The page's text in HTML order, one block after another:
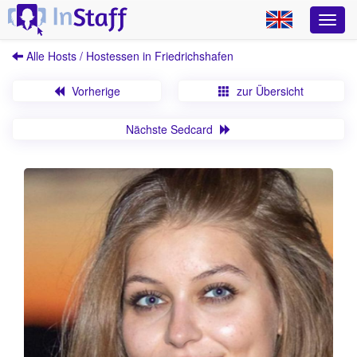
Alle Hosts / Hostessen in Friedrichshafen
Vorherige zur Übersicht
Nächste Sedcard